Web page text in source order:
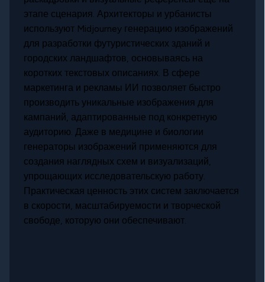
этапе сценария. Архитекторы и урбанисты
используют Midjourney генерацию изображений
для разработки футуристических зданий и
городских ландшафтов, основываясь на
коротких текстовых описаниях. В сфере
маркетинга и рекламы ИИ позволяет быстро
производить уникальные изображения для
кампаний, адаптированные под конкретную
аудиторию. Даже в медицине и биологии
генераторы изображений применяются для
создания наглядных схем и визуализаций,
упрощающих исследовательскую работу.
Практическая ценность этих систем заключается
в скорости, масштабируемости и творческой
свободе, которую они обеспечивают.